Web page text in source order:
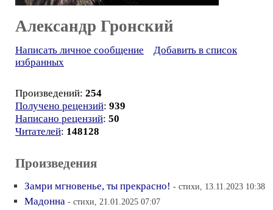
Александр Гронский
Написать личное сообщение
Добавить в список
избранных
Произведений: 254
Получено рецензий: 939
Написано рецензий: 50
Читателей: 148128
Произведения
Замри мгновенье, ты прекрасно! - стихи, 13.11.2023 10:38
Мадонна - стихи, 21.01.2025 07:07